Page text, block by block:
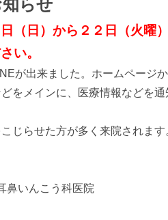
らせ
（日）から２２日（火曜
い。
が出来ました。ホームページ
をメインに、医療情報などを通
じらせた方が多く来院されます
鼻いんこう科医院